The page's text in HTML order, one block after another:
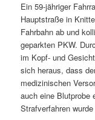
Ein 59-jähriger
Hauptstraße in
Fahrbahn ab und
geparkten PKW.
im Kopf- und
sich heraus, dass
medizinischen
auch eine Blutprobe
Strafverfahren